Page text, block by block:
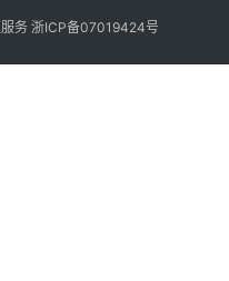
务 浙ICP备07019424号